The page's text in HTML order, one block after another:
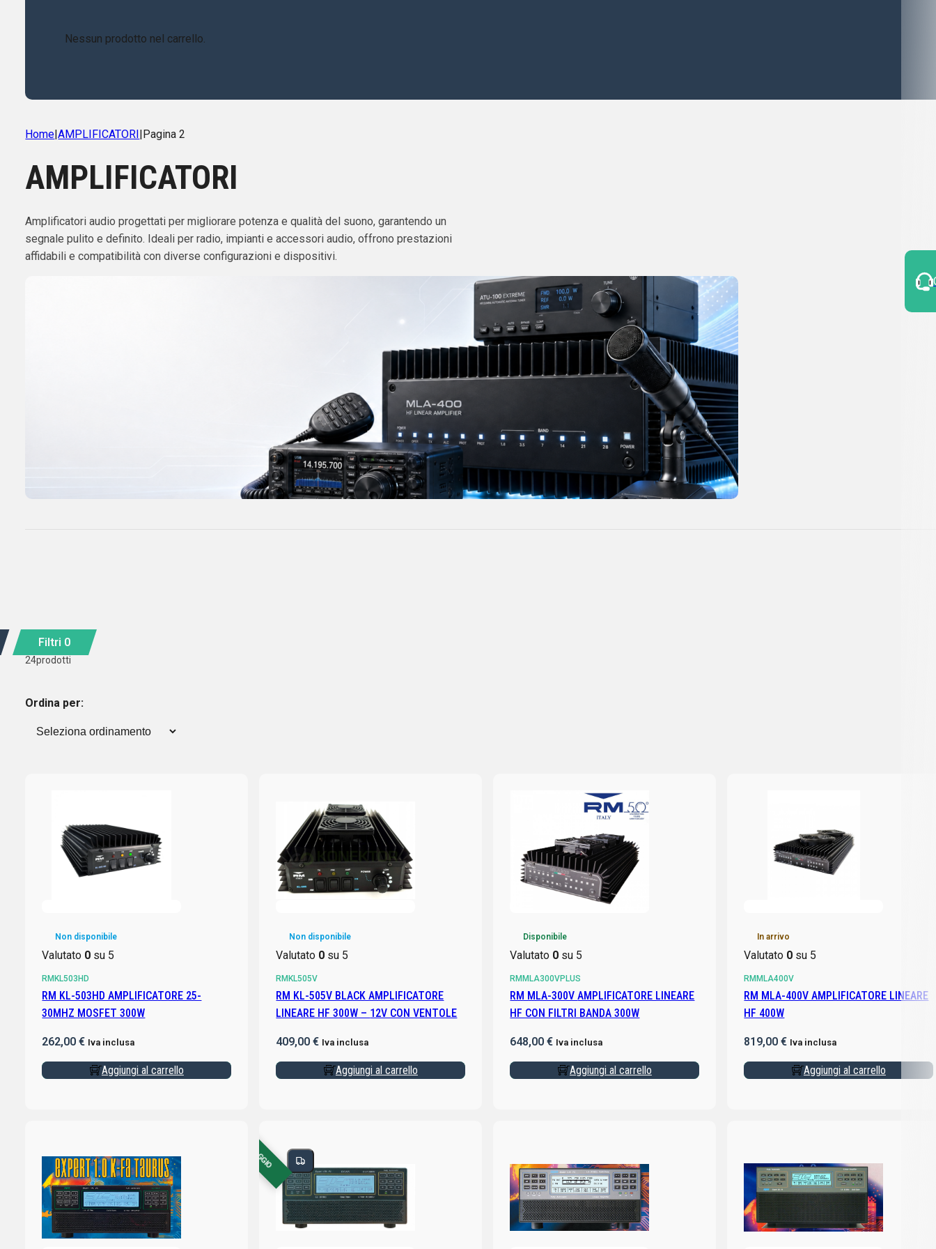
Nessun prodotto nel carrello.
Home|AMPLIFICATORI|Pagina 2
AMPLIFICATORI
Amplificatori audio progettati per migliorare potenza e qualità del suono, garantendo un
segnale pulito e definito. Ideali per radio, impianti e accessori audio, offrono prestazioni
affidabili e compatibilità con diverse configurazioni e dispositivi.
Filtri 0
24prodotti
Ordina per:
Non disponibile
Valutato 0 su 5
RMKL503HD
RM KL-503HD AMPLIFICATORE 25-
30MHZ MOSFET 300W
262,00€ Iva inclusa
Aggiungi al carrello
Non disponibile
Valutato 0 su 5
RMKL505V
RM KL-505V BLACK AMPLIFICATORE
LINEARE HF 300W – 12V CON VENTOLE
409,00€ Iva inclusa
Aggiungi al carrello
Disponibile
Valutato 0 su 5
RMMLA300VPLUS
RM MLA-300V AMPLIFICATORE LINEARE
HF CON FILTRI BANDA 300W
648,00€ Iva inclusa
Aggiungi al carrello
In arrivo
Valutato 0 su 5
RMMLA400V
RM MLA-400V AMPLIFICATORE LINEARE
HF 400W
819,00€ Iva inclusa
Aggiungi al carrello
CON OMAGGIO